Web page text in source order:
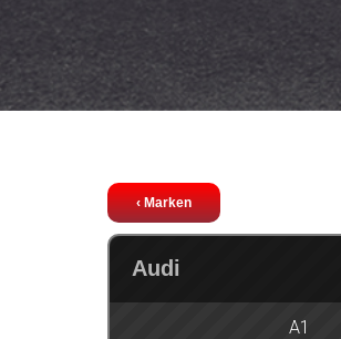
‹ Marken
Audi
A1